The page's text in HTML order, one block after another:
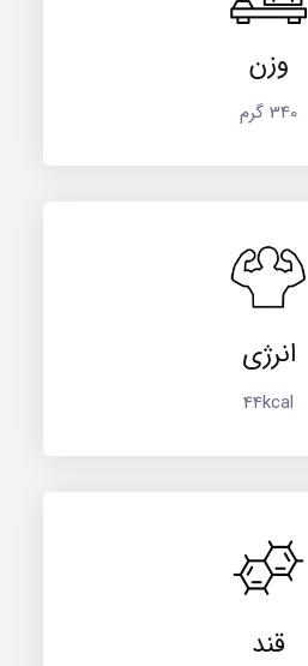
وزن
340 گرم
انرژی
44kcal
قند